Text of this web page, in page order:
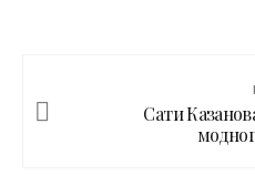
Сати